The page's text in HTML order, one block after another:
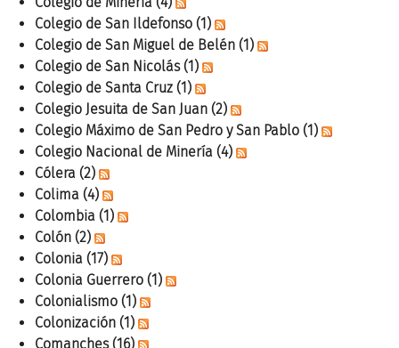
Colegio de San Ildefonso (1)
Colegio de San Miguel de Belén (1)
Colegio de San Nicolás (1)
Colegio de Santa Cruz (1)
Colegio Jesuita de San Juan (2)
Colegio Máximo de San Pedro y San Pablo (1)
Colegio Nacional de Minería (4)
Cólera (2)
Colima (4)
Colombia (1)
Colón (2)
Colonia (17)
Colonia Guerrero (1)
Colonialismo (1)
Colonización (1)
Comanches (16)